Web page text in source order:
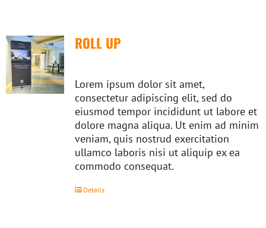
ROLL UP
Lorem ipsum dolor sit amet,
consectetur adipiscing elit, sed do
eiusmod tempor incididunt ut labore et
dolore magna aliqua. Ut enim ad minim
veniam, quis nostrud exercitation
ullamco laboris nisi ut aliquip ex ea
commodo consequat.
Details